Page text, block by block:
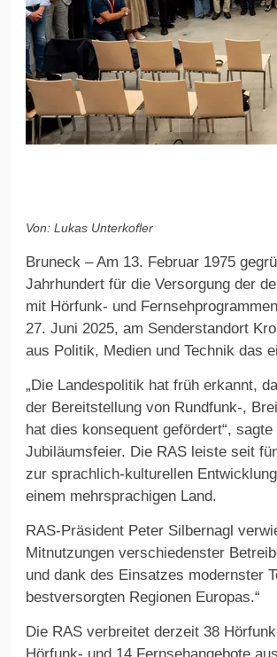
Von: Lukas Unterkofler
Bruneck – Am 13. Februar 1975
Jahrhundert für die Versorgung der
mit Hörfunk- und
27. Juni 2025, am Senderstandort
aus Politik, Medien und Technik das
„Die Landespolitik hat früh erkannt,
der Bereitstellung von Rundfunk-,
hat dies konsequent gefördert“,
Jubiläumsfeier. Die RAS leiste seit
zur sprachlich-kulturellen
einem mehrsprachigen Land.
RAS-Präsident Peter Silbernagl
Mitnutzungen verschiedenster
und dank des Einsatzes modernster
bestversorgten Regionen Europas.“
Die RAS verbreitet derzeit 38